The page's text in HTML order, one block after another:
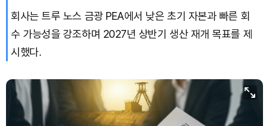
Hyperliquid (HYPE)
Dogecoin (DOGE) (-0.86%)
회사는 트루 노스 금광 PEA에서 낮은 초기 자본과 빠른 회
수 가능성을 강조하며 2027년 상반기 생산 재개 목표를 제
시했다.